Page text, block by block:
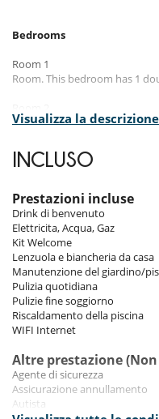
Bedrooms
Room 1
Room. This bedroom has 1
Room. This bedroom has 2
Room 3
Bathroom ensuite.
Room 4
Room. This bedroom has 2
Indoors
Authenticity is paramount
room features a fireplace,
moments. The villa also
sauna to contribute to your
Outdoors
Visualizza la
INCLUSO
Prestazioni incluse
Drink di benvenuto
Elettricita, Acqua, Gaz
Kit Welcome
Lenzuola e biancheria da casa
Manutenzione del giardino/
Pulizia quotidiana
Pulizie fine soggiorno
Riscaldamento della piscina
WIFI Internet
Altre prestazione
Agente di sicurezza
Assicurazione annullamento
Autista